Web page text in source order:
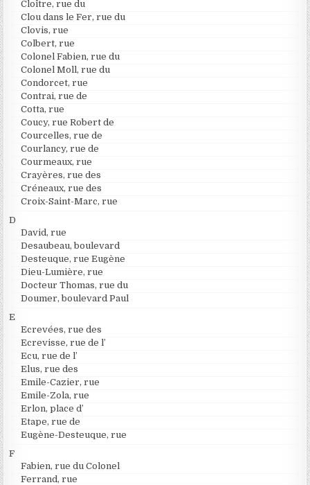
Cloître, rue du
Clou dans le Fer, rue du
Clovis, rue
Colbert, rue
Colonel Fabien, rue du
Colonel Moll, rue du
Condorcet, rue
Contrai, rue de
Cotta, rue
Coucy, rue Robert de
Courcelles, rue de
Courlancy, rue de
Courmeaux, rue
Crayères, rue des
Créneaux, rue des
Croix-Saint-Marc, rue
D
David, rue
Desaubeau, boulevard
Desteuque, rue Eugène
Dieu-Lumière, rue
Docteur Thomas, rue du
Doumer, boulevard Paul
E
Ecrevées, rue des
Ecrevisse, rue de l’
Ecu, rue de l’
Elus, rue des
Emile-Cazier, rue
Emile-Zola, rue
Erlon, place d’
Etape, rue de
Eugène-Desteuque, rue
F
Fabien, rue du Colonel
Ferrand, rue